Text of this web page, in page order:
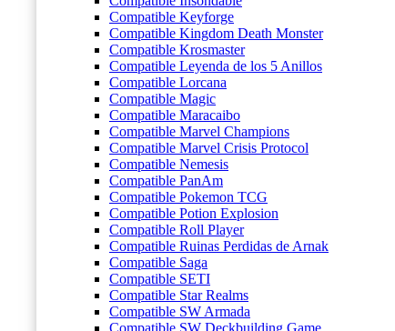
Compatible Keyforge
Compatible Kingdom Death Monster
Compatible Krosmaster
Compatible Leyenda de los 5 Anillos
Compatible Lorcana
Compatible Magic
Compatible Maracaibo
Compatible Marvel Champions
Compatible Marvel Crisis Protocol
Compatible Nemesis
Compatible PanAm
Compatible Pokemon TCG
Compatible Potion Explosion
Compatible Roll Player
Compatible Ruinas Perdidas de Arnak
Compatible Saga
Compatible SETI
Compatible Star Realms
Compatible SW Armada